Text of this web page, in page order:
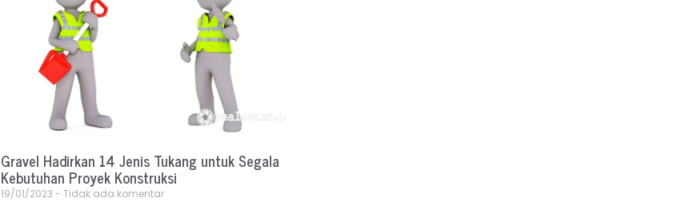
Gravel Hadirkan 14 Jenis Tukang untuk Segala
Kebutuhan Proyek Konstruksi
19/01/2023 Tidak ada komentar